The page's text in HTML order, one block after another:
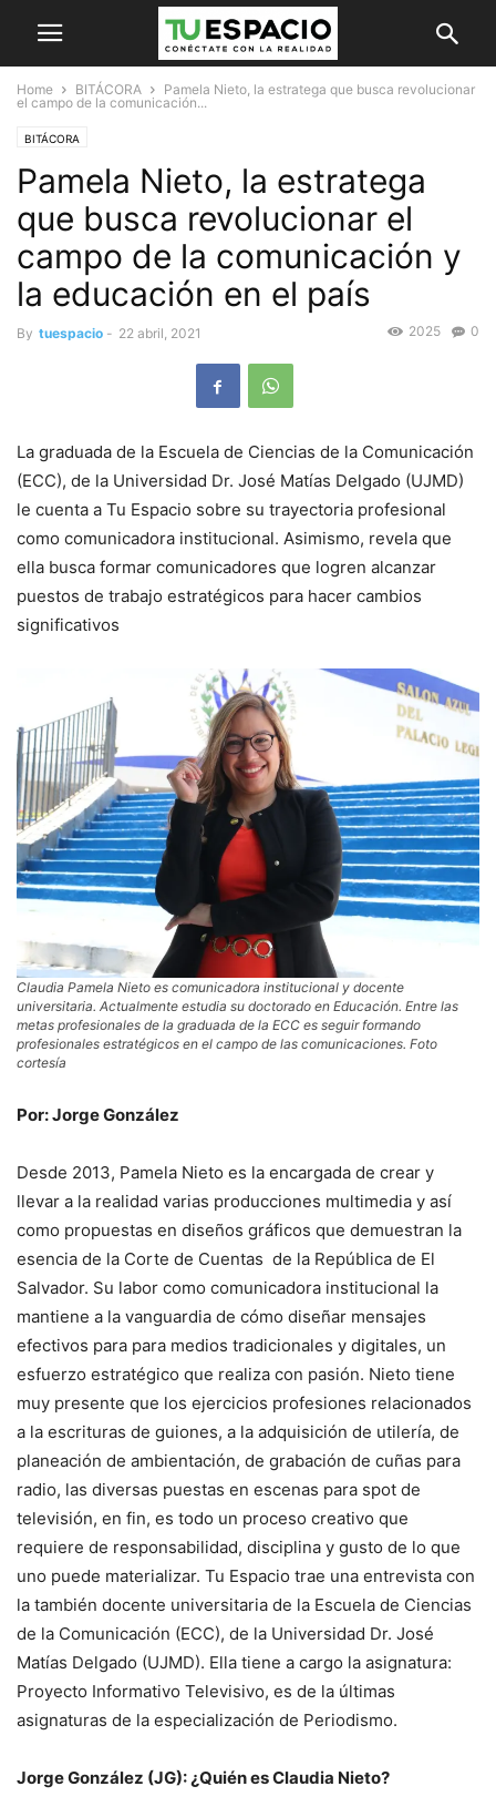
Home BITÁCORA
Pamela Nieto, la estratega que busca revolucionar
el campo de la comunicación...
BITÁCORA
Pamela Nieto, la estratega
que busca revolucionar el
campo de la comunicación y
la educación en el país
By tuespacio - 22 abril, 2021 0
2025
La graduada de la Escuela de Ciencias de la Comunicación
(ECC), de la Universidad Dr. José Matías Delgado (UJMD)
le cuenta a Tu Espacio sobre su trayectoria profesional
como comunicadora institucional. Asimismo, revela que
ella busca formar comunicadores que logren alcanzar
puestos de trabajo estratégicos para hacer cambios
significativos
Claudia Pamela Nieto es comunicadora institucional y docente
universitaria. Actualmente estudia su doctorado en Educación. Entre las
metas profesionales de la graduada de la ECC es seguir formando
profesionales estratégicos en el campo de las comunicaciones. Foto
cortesía
Por: Jorge González
Desde 2013, Pamela Nieto es la encargada de crear y
llevar a la realidad varias producciones multimedia y así
como propuestas en diseños gráficos que demuestran la
esencia de la Corte de Cuentas de la República de El
Salvador. Su labor como comunicadora institucional la
mantiene a la vanguardia de cómo diseñar mensajes
efectivos para para medios tradicionales y digitales, un
esfuerzo estratégico que realiza con pasión. Nieto tiene
muy presente que los ejercicios profesiones relacionados
a la escrituras de guiones, a la adquisición de utilería, de
planeación de ambientación, de grabación de cuñas para
radio, las diversas puestas en escenas para spot de
televisión, en fin, es todo un proceso creativo que
requiere de responsabilidad, disciplina y gusto de lo que
uno puede materializar. Tu Espacio trae una entrevista con
la también docente universitaria de la Escuela de Ciencias
de la Comunicación (ECC), de la Universidad Dr. José
Matías Delgado (UJMD). Ella tiene a cargo la asignatura:
Proyecto Informativo Televisivo, es de la últimas
asignaturas de la especialización de Periodismo.
Jorge González (JG): ¿Quién es Claudia Nieto?